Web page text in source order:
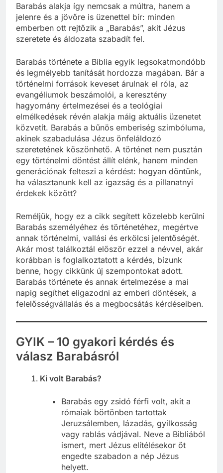
Barabás alakja így nemcsak a múltra, hanem a
jelenre és a jövőre is üzenettel bír: minden
emberben ott rejtőzik a „Barabás”, akit Jézus
szeretete és áldozata szabadít fel.
Barabás története a Biblia egyik legsokatmondóbb
és legmélyebb tanítását hordozza magában. Bár a
történelmi források keveset árulnak el róla, az
evangéliumok beszámolói, a keresztény
hagyomány értelmezései és a teológiai
elmélkedések révén alakja máig aktuális üzenetet
közvetít. Barabás a bűnös emberiség szimbóluma,
akinek szabadulása Jézus önfeláldozó
szeretetének köszönhető. A történet nem pusztán
egy történelmi döntést állít elénk, hanem minden
generációnak felteszi a kérdést: hogyan döntünk,
ha választanunk kell az igazság és a pillanatnyi
érdekek között?
Reméljük, hogy ez a cikk segített közelebb kerülni
Barabás személyéhez és történetéhez, megértve
annak történelmi, vallási és erkölcsi jelentőségét.
Akár most találkoztál először ezzel a névvel, akár
korábban is foglalkoztatott a kérdés, bízunk
benne, hogy cikkünk új szempontokat adott.
Barabás története és annak értelmezése a mai
napig segíthet eligazodni az emberi döntések, a
felelősségvállalás és a megbocsátás kérdéseiben.
GYIK – 10 gyakori kérdés és
válasz Barabásról
Ki volt Barabás?
Barabás egy zsidó férfi volt, akit a
rómaiak börtönben tartottak
Jeruzsálemben, lázadás, gyilkosság
vagy rablás vádjával. Neve a Bibliából
ismert, mert Jézus elítélésekor őt
engedte szabadon a nép Jézus
helyett.